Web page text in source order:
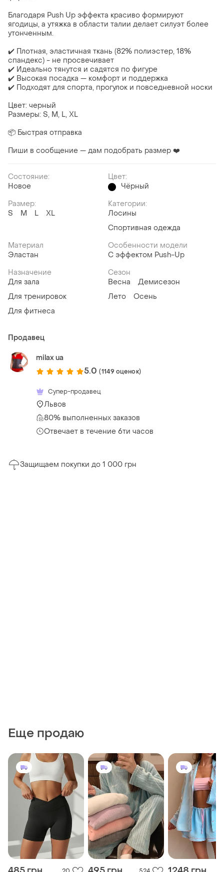
Благодаря Push Up эффекта красиво формируют
ягодицы, а утяжка в области талии делает силуэт более
утонченным.
✔️ Плотная, эластичная ткань (82% полиэстер, 18%
спандекс) - не просвечивает
✔️ Идеально тянутся и садятся по фигуре
✔️ Высокая посадка — комфорт и поддержка
✔️ Подходят для спорта, прогулок и повседневной носки
Цвет: черный
Размеры: S, M, L, XL
📦 Быстрая отправка
Пиши в сообщение — дам подобрать размер ❤️
Состояние:
Новое
Цвет:
Чёрный
Размер:
S
M L XL
Категории:
Лосины
Спортивная одежда
Материал
Эластан
Особенности модели
С эффектом Push-Up
Назначение
Для зала
Для тренировок
Для фитнеса
Сезон
Весна
Демисезон
Лето
Осень
Продавец
milax ua
5.0 (1149 оценок)
Супер-продавец
Львов
80% выполненных заказов
Отвечает в течение 6ти часов
Защищаем покупки до 1 000 грн
Еще продаю